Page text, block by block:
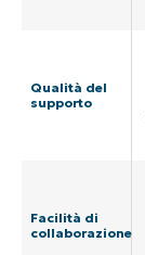
Qualità del
supporto
Facilità di
collaborazione